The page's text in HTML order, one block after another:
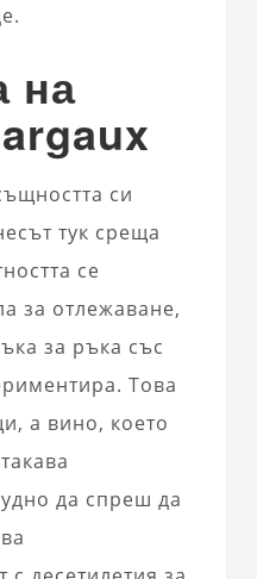
на
си
тук среща
се
за отлежаване,
за ръка със
Това
а вино, което
да спреш да